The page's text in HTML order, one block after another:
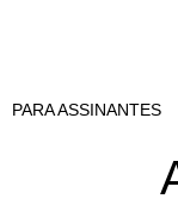
PARA ASSINANTES